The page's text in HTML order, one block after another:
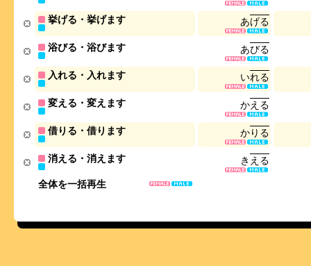
全体を一括再生
挙げる・挙げます あげる
浴びる・浴びます あびる
入れる・入れます いれる
変える・変えます かえ る
借りる・借ります かり る
消える・消えます き え る